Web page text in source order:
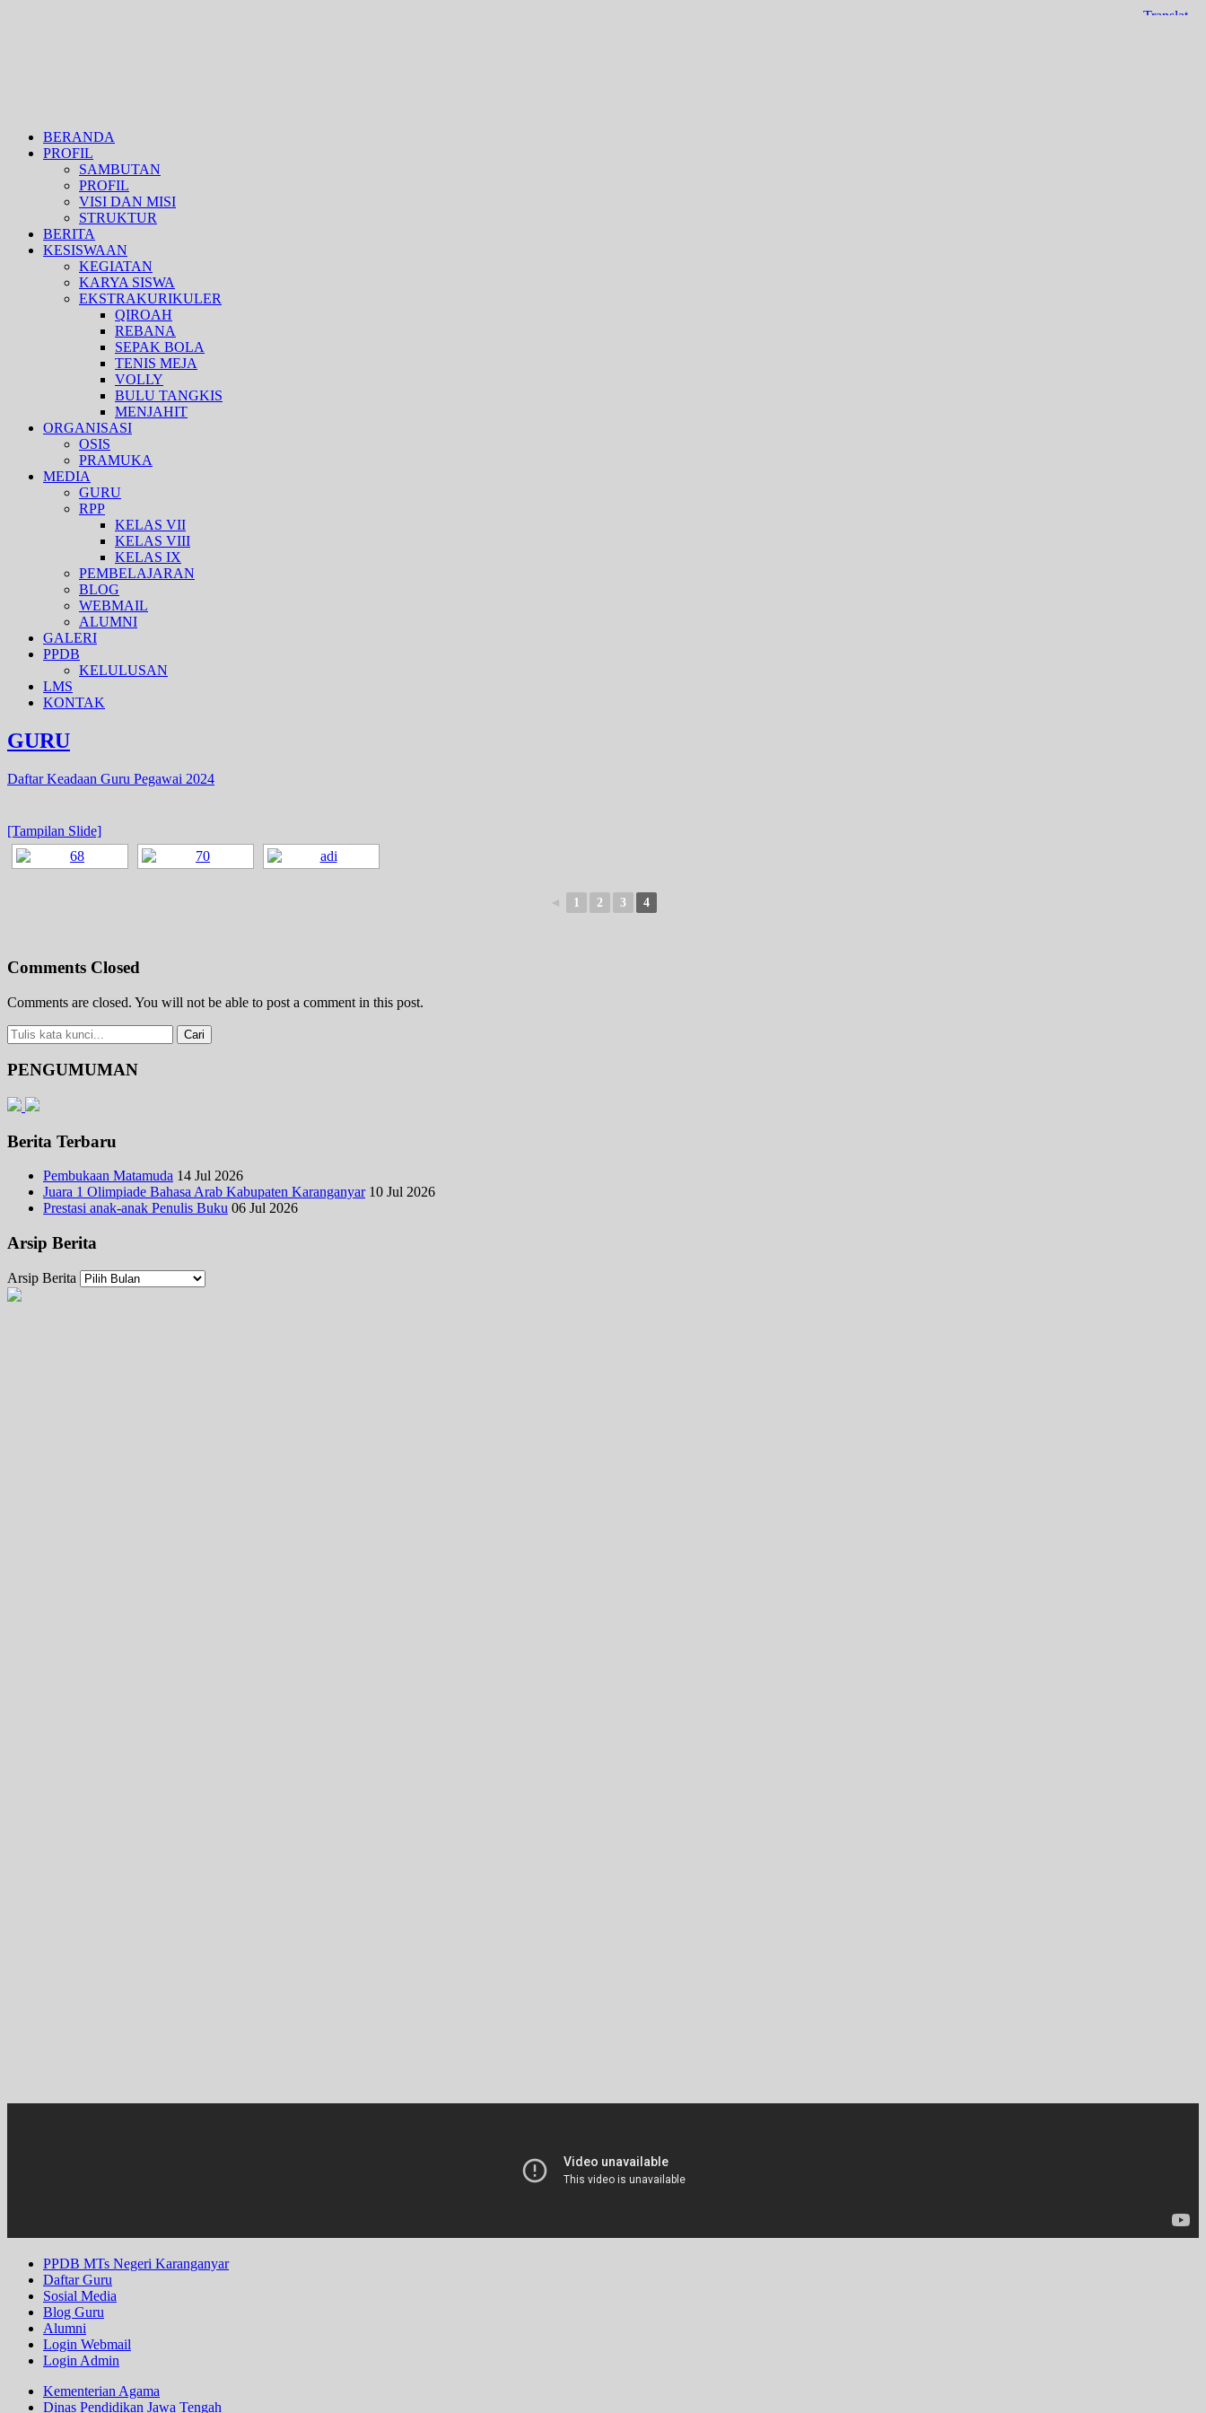
BERANDA
PROFIL
SAMBUTAN
PROFIL
VISI DAN MISI
STRUKTUR
BERITA
KESISWAAN
KEGIATAN
KARYA SISWA
EKSTRAKURIKULER
QIROAH
REBANA
SEPAK BOLA
TENIS MEJA
VOLLY
BULU TANGKIS
MENJAHIT
ORGANISASI
OSIS
PRAMUKA
MEDIA
GURU
RPP
KELAS VII
KELAS VIII
KELAS IX
PEMBELAJARAN
BLOG
WEBMAIL
ALUMNI
GALERI
PPDB
KELULUSAN
LMS
KONTAK
GURU
Daftar Keadaan Guru Pegawai 2024
[Tampilan Slide]
◄ 1 2 3 4
Comments Closed
Comments are closed. You will not be able to post a comment in this post.
PENGUMUMAN
Berita Terbaru
Pembukaan Matamuda 14 Jul 2026
Juara 1 Olimpiade Bahasa Arab Kabupaten Karanganyar 10 Jul 2026
Prestasi anak-anak Penulis Buku 06 Jul 2026
Arsip Berita
Arsip Berita
PPDB MTs Negeri Karanganyar
Daftar Guru
Sosial Media
Blog Guru
Alumni
Login Webmail
Login Admin
Kementerian Agama
Dinas Pendidikan Jawa Tengah